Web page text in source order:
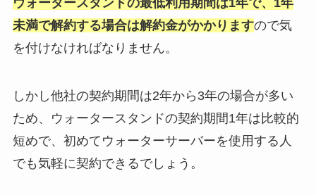
ウォータースタンドの最低利用期間は1年で、1年
未満で解約する場合は解約金がかかりますので気
を付けなければなりません。
しかし他社の契約期間は2年から3年の場合が多い
ため、ウォータースタンドの契約期間1年は比較的
短めで、初めてウォーターサーバーを使用する人
でも気軽に契約できるでしょう。